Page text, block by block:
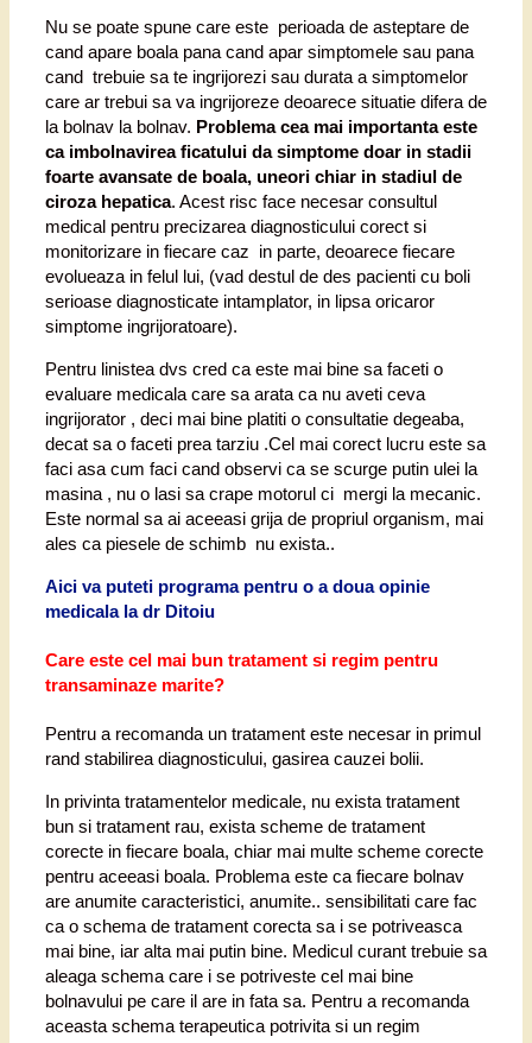
Nu se poate spune care este perioada de asteptare de
cand apare boala pana cand apar simptomele sau pana
cand trebuie sa te ingrijorezi sau durata a simptomelor
care ar trebui sa va ingrijoreze deoarece situatie difera de
la bolnav la bolnav. Problema cea mai importanta este
ca imbolnavirea ficatului da simptome doar in stadii
foarte avansate de boala, uneori chiar in stadiul de
ciroza hepatica. Acest risc face necesar consultul
medical pentru precizarea diagnosticului corect si
monitorizare in fiecare caz in parte, deoarece fiecare
evolueaza in felul lui, (vad destul de des pacienti cu boli
serioase diagnosticate intamplator, in lipsa oricaror
simptome ingrijoratoare).
Pentru linistea dvs cred ca este mai bine sa faceti o
evaluare medicala care sa arata ca nu aveti ceva
ingrijorator , deci mai bine platiti o consultatie degeaba,
decat sa o faceti prea tarziu .Cel mai corect lucru este sa
faci asa cum faci cand observi ca se scurge putin ulei la
masina , nu o lasi sa crape motorul ci mergi la mecanic.
Este normal sa ai aceeasi grija de propriul organism, mai
ales ca piesele de schimb nu exista..
Aici va puteti programa pentru o a doua opinie
medicala la dr Ditoiu
Care este cel mai bun tratament si regim pentru
transaminaze marite?
Pentru a recomanda un tratament este necesar in primul
rand stabilirea diagnosticului, gasirea cauzei bolii.
In privinta tratamentelor medicale, nu exista tratament
bun si tratament rau, exista scheme de tratament
corecte in fiecare boala, chiar mai multe scheme corecte
pentru aceeasi boala. Problema este ca fiecare bolnav
are anumite caracteristici, anumite.. sensibilitati care fac
ca o schema de tratament corecta sa i se potriveasca
mai bine, iar alta mai putin bine. Medicul curant trebuie sa
aleaga schema care i se potriveste cel mai bine
bolnavului pe care il are in fata sa. Pentru a recomanda
aceasta schema terapeutica potrivita si un regim